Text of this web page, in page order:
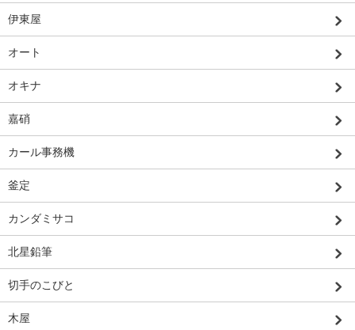
伊東屋
オート
オキナ
嘉硝
カール事務機
釜定
カンダミサコ
北星鉛筆
切手のこびと
木屋